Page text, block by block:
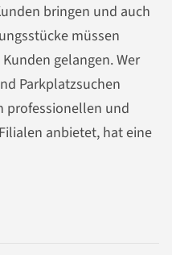
bringen und auch
müssen
gelangen. Wer
Parkplatzsuchen
professionellen und
anbietet, hat eine